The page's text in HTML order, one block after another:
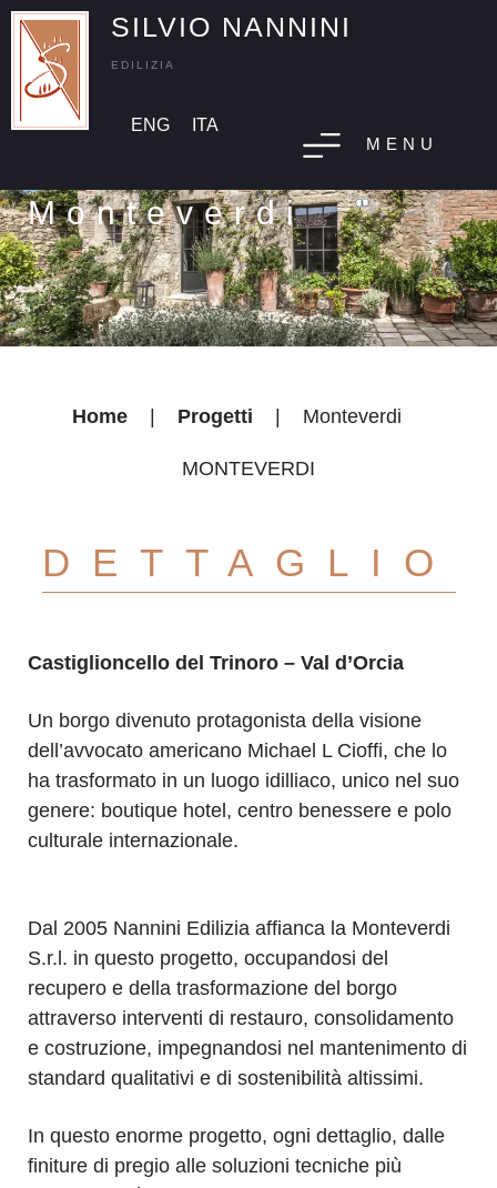
SILVIO NANNINI
EDILIZIA
ENG
ITA
MENU
Monteverdi
Home Progetti Monteverdi
MONTEVERDI
DETTAGLIO
Castiglioncello del Trinoro – Val d’Orcia
Un borgo divenuto protagonista della visione
dell’avvocato americano Michael L Cioffi, che lo
ha trasformato in un luogo idilliaco, unico nel suo
genere: boutique hotel, centro benessere e polo
culturale internazionale.
Dal 2005 Nannini Edilizia affianca la Monteverdi
S.r.l. in questo progetto, occupandosi del
recupero e della trasformazione del borgo
attraverso interventi di restauro, consolidamento
e costruzione, impegnandosi nel mantenimento di
standard qualitativi e di sostenibilità altissimi.
In questo enorme progetto, ogni dettaglio, dalle
finiture di pregio alle soluzioni tecniche più